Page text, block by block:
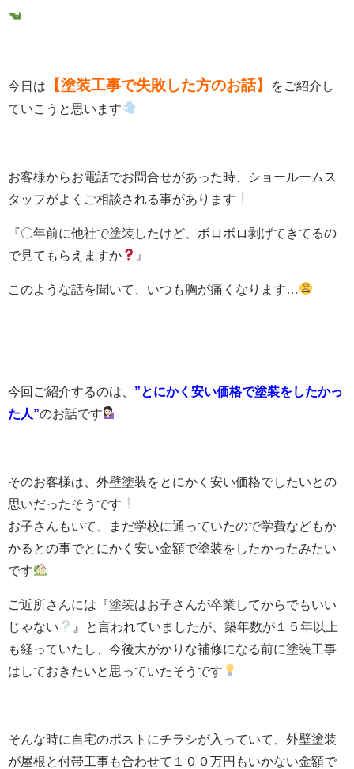
今日は 【塗装工事で失敗した方のお話】
をご紹介し
ていこうと思います
お客様からお電話でお問合せがあった時、ショールームス
タッフがよくご相談される事があります
『〇年前に他社で塗装したけど、ボロボロ剥げてきてるの
で見てもらえますか
』
このような話を聞いて、いつも胸が痛くなります…
今回ご紹介するのは、 ”とにかく安い価格で塗装をしたかっ
た人”のお話です
そのお客様は、外壁塗装をとにかく安い価格でしたいとの
思いだったそうです
お子さんもいて、まだ学校に通っていたので学費などもか
かるとの事でとにかく安い金額で塗装をしたかったみたい
です
ご近所さんには『塗装はお子さんが卒業してからでもいい
じゃない
』と言われていましたが、築年数が１５年以上
も経っていたし、今後大がかりな補修になる前に塗装工事
はしておきたいと思っていたそうです
そんな時に自宅のポストにチラシが入っていて、外壁塗装
が屋根と付帯工事も合わせて１００万円もいかない金額で